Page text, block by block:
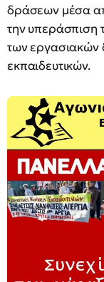
δράσεων μέσα
την υπεράσπιση
των εργασιακών
εκπαιδευτικών.